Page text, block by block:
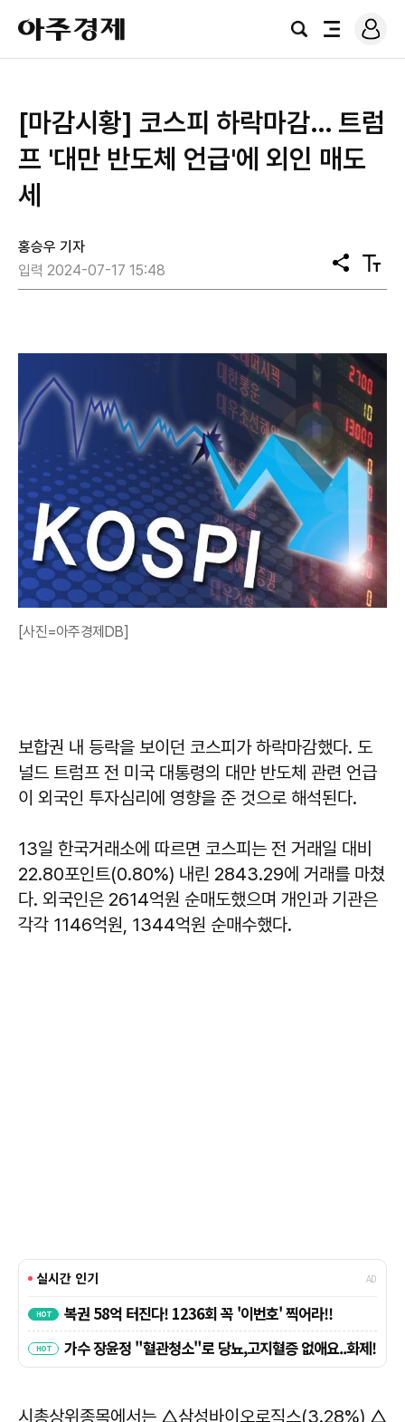
아
주
경
검
전
로
그
[마감시황] 코스피 하락마감… 트럼
프 '대만 반도체 언급'에 외인 매도
세
홍승우 기자
입력 2024-07-17 15:48
공
유
텍
스
[사진=아주경제DB]
보합권 내 등락을 보이던 코스피가 하락마감했다. 도
널드 트럼프 전 미국 대통령의 대만 반도체 관련 언급
이 외국인 투자심리에 영향을 준 것으로 해석된다.
13일 한국거래소에 따르면 코스피는 전 거래일 대비
22.80포인트(0.80%) 내린 2843.29에 거래를 마쳤
다. 외국인은 2614억원 순매도했으며 개인과 기관은
각각 1146억원, 1344억원 순매수했다.
시총상위종목에서는 △삼성바이오로직스(3.28%) △